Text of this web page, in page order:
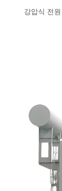
강압식 전